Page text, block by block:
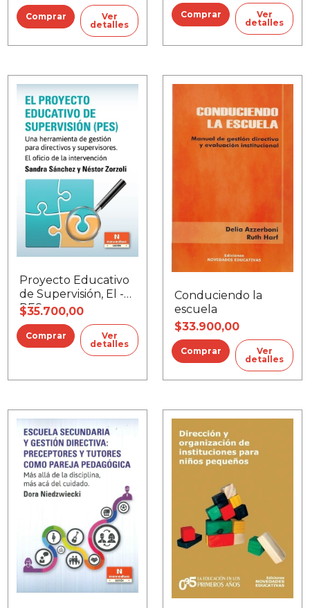
Ver
detalles
Ver
detalles
Proyecto Educativo
de Supervisión, El -
PES
$35.700,00
Ver
detalles
Conduciendo la
escuela
$33.900,00
Ver
detalles